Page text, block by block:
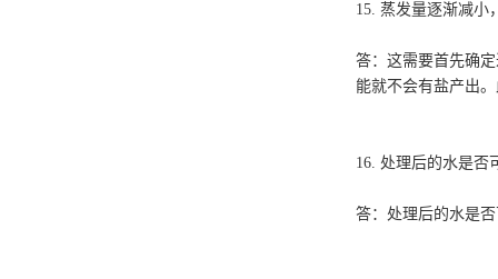
15. 蒸发量逐渐减小
答：这需要首先确
能就不会有盐产出
16. 处理后的水是否
答：处理后的水是